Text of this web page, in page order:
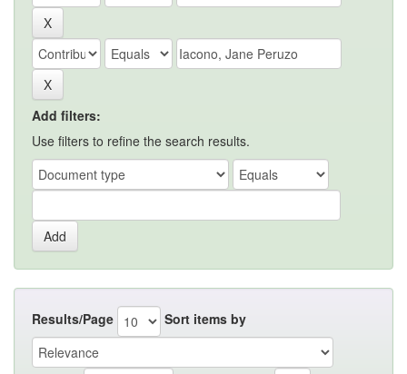
Add filters:
Use filters to refine the search results.
Results/Page Sort items by